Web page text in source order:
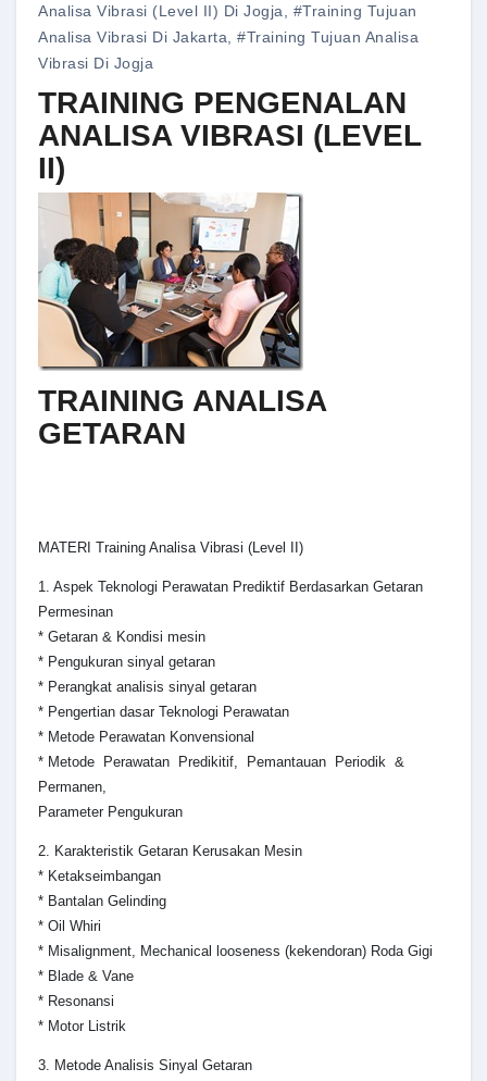
Analisa Vibrasi (Level II) Di Jogja, #training Tujuan
Analisa Vibrasi Di Jakarta, #training Tujuan Analisa
Vibrasi Di Jogja
TRAINING PENGENALAN
ANALISA VIBRASI (LEVEL
II)
TRAINING ANALISA
GETARAN
MATERI Training Analisa Vibrasi (Level II)
1. Aspek Teknologi Perawatan Prediktif Berdasarkan Getaran
Permesinan
* Getaran & Kondisi mesin
* Pengukuran sinyal getaran
* Perangkat analisis sinyal getaran
* Pengertian dasar Teknologi Perawatan
* Metode Perawatan Konvensional
* Metode Perawatan Predikitif, Pemantauan Periodik &
Permanen,
Parameter Pengukuran
2. Karakteristik Getaran Kerusakan Mesin
* Ketakseimbangan
* Bantalan Gelinding
* Oil Whiri
* Misalignment, Mechanical looseness (kekendoran) Roda Gigi
* Blade & Vane
* Resonansi
* Motor Listrik
3. Metode Analisis Sinyal Getaran